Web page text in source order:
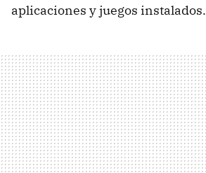
aplicaciones y juegos instalados.